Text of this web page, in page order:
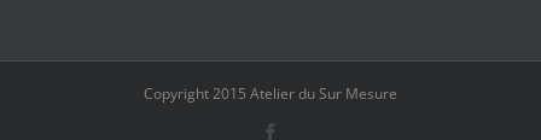
Copyright 2015 Atelier du Sur Mesure